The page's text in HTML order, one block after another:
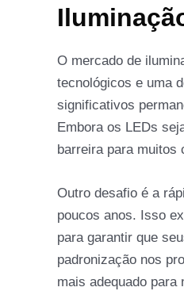
O mercado de
tecnológicos e uma
significativos
Embora os LEDs
barreira para muitos
Outro desafio é a
poucos anos. Isso
para garantir que
padronização nos
mais adequado